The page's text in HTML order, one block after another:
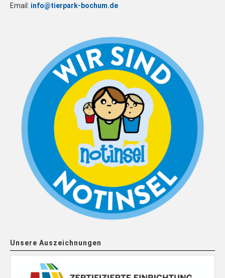
Email: info@tierpark-bochum.de
Unsere Auszeichnungen